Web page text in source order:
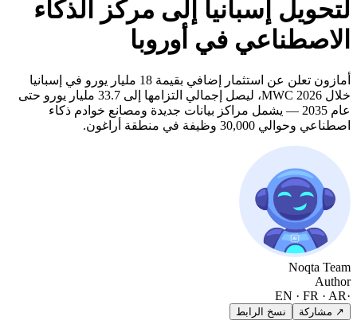
لتحويل إسبانيا إلى مركز الذكاء
الاصطناعي في أوروبا
أمازون تعلن عن استثمار إضافي بقيمة 18 مليار يورو في إسبانيا
خلال MWC 2026، ليصل إجمالي التزامها إلى 33.7 مليار يورو حتى
عام 2035 — يشمل مراكز بيانات جديدة ومصانع خوادم ذكاء
اصطناعي وحوالي 30,000 وظيفة في منطقة أراغون.
Noqta Team
Author
EN · FR · AR
↗ مشاركة نسخ الرابط